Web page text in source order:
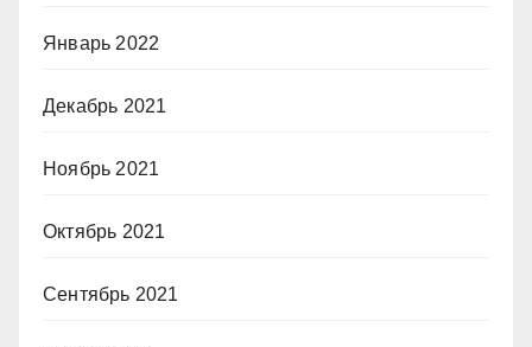
Январь 2022
Декабрь 2021
Ноябрь 2021
Октябрь 2021
Сентябрь 2021